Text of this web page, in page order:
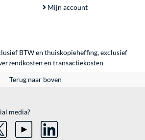
Mijn account
BTW en thuiskopieheffing, exclusief
en transactiekosten
Terug naar boven
media?